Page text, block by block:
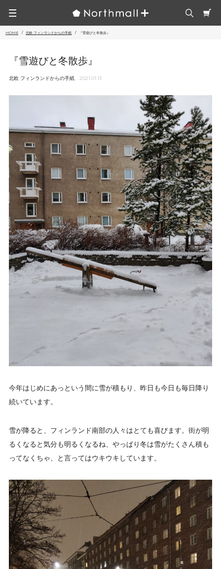
HOME 北欧 フィンランドからの手紙 『雪遊びと冬散歩』
『雪遊びと冬散歩』
北欧 フィンランドからの手紙 2021.01.13
今年はじめにあっという間に雪が積もり、昨日も今日も毎日降り
続いています。
雪が降ると、フィンランド南部の人々はとても喜びます。街が明
るくなると気分も明るくなるね、やっぱり冬は雪がたくさん積も
ってなくちゃ、と言ってはウキウキしています。